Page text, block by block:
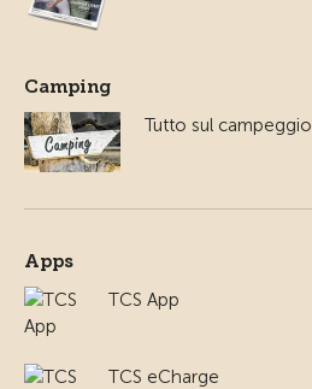
Camping
Tutto sul campeggio
Apps
TCS App
TCS eCharge